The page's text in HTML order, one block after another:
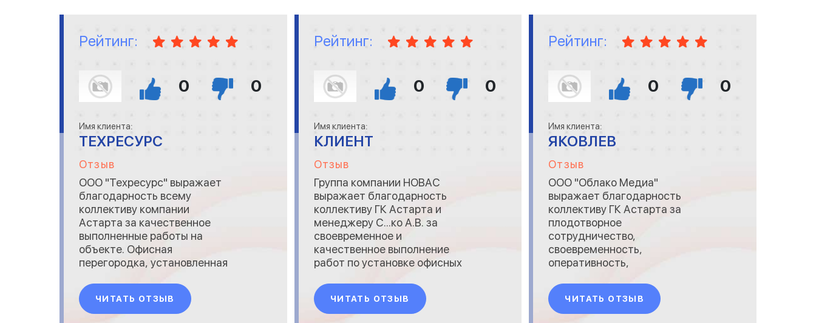
Рейтинг:
0 0
Имя клиента:
ТЕХРЕСУРС
Отзыв
ООО "Техресурс" выражает
благодарность всему
коллективу компании
Астарта за качественное
выполненные работы на
объекте. Офисная
перегородка, установленная
неотъемлемой его частью,
прибавив ему стиля и
функциональности.
ЧИТАТЬ ОТЗЫВ
Рейтинг:
0 0
Имя клиента:
КЛИЕНТ
Отзыв
Группа компании НОВАС
выражает благодарность
коллективу ГК Астарта и
менеджеру С...ко А.В. за
своевременное и
качественное выполнение
работ по установке офисных
помещениях. Все работы
были произведены в
утвержденные сроки,
ЧИТАТЬ ОТЗЫВ
Рейтинг:
0 0
Имя клиента:
ЯКОВЛЕВ
Отзыв
ООО "Облако Медиа"
выражает благодарность
коллективу ГК Астарта за
плодотворное
сотрудничество,
своевременность,
оперативность,
выполнении работ по
производству перегородок, а
также внимательное
ЧИТАТЬ ОТЗЫВ